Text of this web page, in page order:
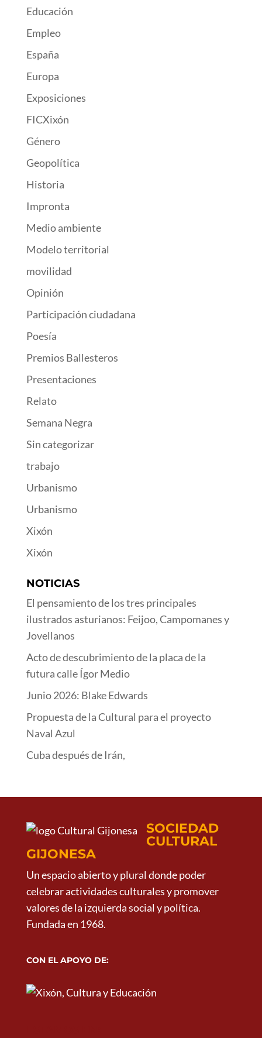
Educación
Empleo
España
Europa
Exposiciones
FICXixón
Género
Geopolítica
Historia
Impronta
Medio ambiente
Modelo territorial
movilidad
Opinión
Participación ciudadana
Poesía
Premios Ballesteros
Presentaciones
Relato
Semana Negra
Sin categorizar
trabajo
Urbanismo
Urbanismo
Xixón
Xixón
NOTICIAS
El pensamiento de los tres principales
ilustrados asturianos: Feijoo, Campomanes y
Jovellanos
Acto de descubrimiento de la placa de la
futura calle Ígor Medio
Junio 2026: Blake Edwards
Propuesta de la Cultural para el proyecto
Naval Azul
Cuba después de Irán,
SOCIEDAD
CULTURAL
GIJONESA
Un espacio abierto y plural donde poder
celebrar actividades culturales y promover
valores de la izquierda social y política.
Fundada en 1968.
CON EL APOYO DE: